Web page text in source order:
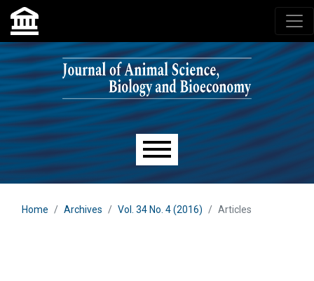
Skip to main navigation menu
Skip to main content
Skip to site footer
Main menu
Home Archives Vol. 34 No. 4 (2016) Articles